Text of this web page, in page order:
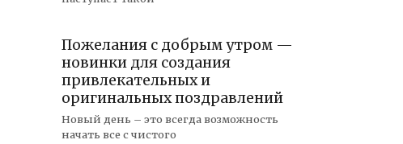
Пожелания с добрым утром —
новинки для создания
привлекательных и
оригинальных поздравлений
Новый день – это всегда возможность
начать все с чистого